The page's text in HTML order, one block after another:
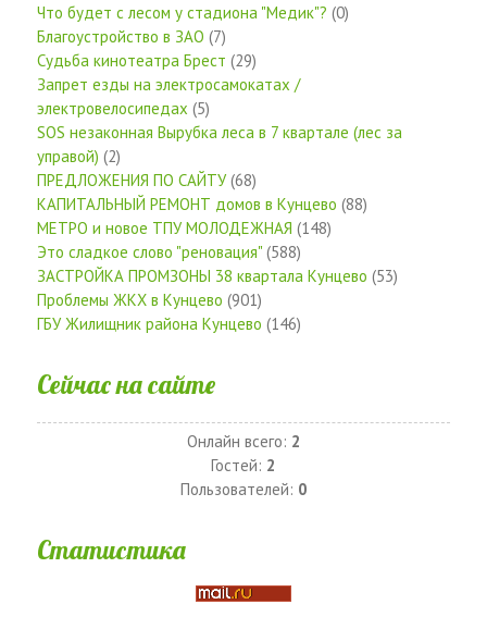
Что будет с лесом у стадиона "Медик"? (0)
Благоустройство в ЗАО (7)
Судьба кинотеатра Брест (29)
Запрет езды на электросамокатах /
электровелосипедах (5)
SOS незаконная Вырубка леса в 7 квартале (лес за
управой) (2)
ПРЕДЛОЖЕНИЯ ПО САЙТУ(68)
КАПИТАЛЬНЫЙ РЕМОНТ домов в Кунцево (88)
МЕТРО и новое ТПУ МОЛОДЕЖНАЯ (148)
Это сладкое слово "реновация" (588)
ЗАСТРОЙКА ПРОМЗОНЫ 38 квартала Кунцево (53)
Проблемы ЖКХ в Кунцево (901)
ГБУ Жилищник района Кунцево (146)
Сейчас на сайте
Онлайн всего: 2
Гостей: 2
Пользователей: 0
Статистика